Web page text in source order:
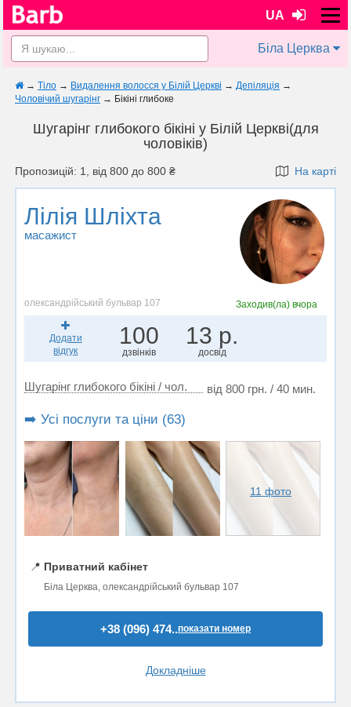
UA
Біла Церква
→ Тіло → Видалення волосся у Білій Церкві → Депіляція →
Чоловічий шугарінг → Бікіні глибоке
Шугарінг глибокого бікіні у Білій Церкві(для
чоловіків)
Пропозицій: 1, від 800 до 800 ₴ На карті
Лілія Шліхта
масажист
олександрійський бульвар 107 Заходив(ла) вчора
Додати
відгук
100
дзвінків
13 р.
досвід
Шугарінг глибокого бікіні / чол. від 800 грн. / 40 мин.
➡️ Усі послуги та ціни (63)
11 фото
📍 Приватний кабінет
Біла Церква, олександрійський бульвар 107
+38 (096) 474..показати номер
Докладніше